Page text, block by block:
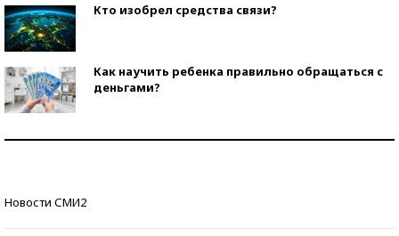
Кто изобрел средства связи?
Как научить ребенка правильно обращаться с
деньгами?
Новости СМИ2